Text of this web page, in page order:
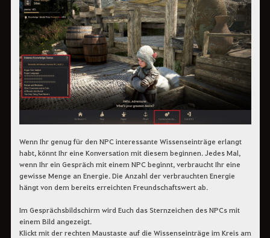
Wenn Ihr genug für den NPC interessante Wissenseinträge erlangt
habt, könnt Ihr eine Konversation mit diesem beginnen. Jedes Mal,
wenn Ihr ein Gespräch mit einem NPC beginnt, verbraucht Ihr eine
gewisse Menge an Energie. Die Anzahl der verbrauchten Energie
hängt von dem bereits erreichten Freundschaftswert ab.
Im Gesprächsbildschirm wird Euch das Sternzeichen des NPCs mit
einem Bild angezeigt.
Klickt mit der rechten Maustaste auf die Wissenseinträge im Kreis am